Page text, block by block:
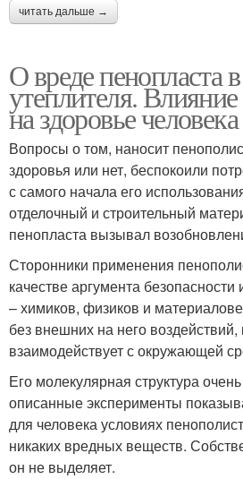
читать дальше →
О вреде пенопласта
утеплителя.
на здоровье человека
Вопросы о том, наносит
здоровья или нет, беспокоили
с самого начала его
отделочный и строительный
пенопласта вызывал
Сторонники применения
качестве аргумента
– химиков, физиков и
без внешних на него воздействий,
взаимодействует с окружающей
Его молекулярная структура
описанные эксперименты
для человека условиях
никаких вредных веществ.
он не выделяет.